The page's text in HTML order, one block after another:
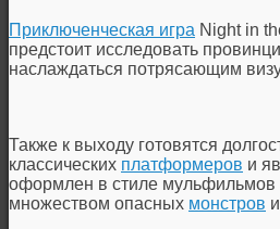
Приключенческая игра Night in
предстоит исследовать
наслаждаться потрясающим
Также к выходу готовятся
классических платформеров и
оформлен в стиле мульфильмов
множеством опасных монстров